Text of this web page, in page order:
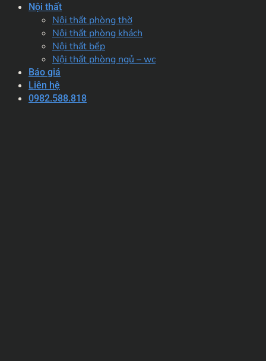
Nội thất
Nội thất phòng thờ
Nội thất phòng khách
Nội thất bếp
Nội thất phòng ngủ – wc
Báo giá
Liên hệ
0982.588.818